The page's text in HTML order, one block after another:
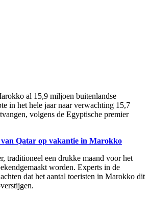
al 15,9 miljoen buitenlandse
in het hele jaar naar verwachting 15,7
volgens de Egyptische premier
Qatar op vakantie in Marokko
traditioneel een drukke maand voor het
worden. Experts in de
dat het aantal toeristen in Marokko dit